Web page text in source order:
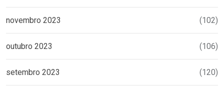
novembro 2023 (102)
outubro 2023 (106)
setembro 2023 (120)